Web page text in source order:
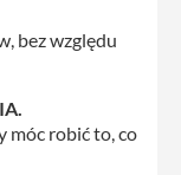
bez względu
móc robić to, co